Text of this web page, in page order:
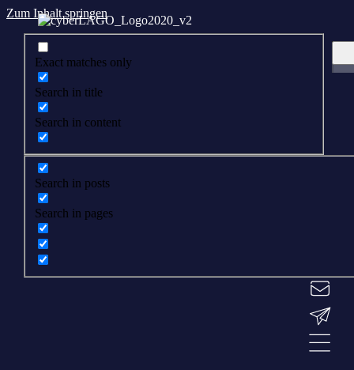
Zum Inhalt springen
Exact matches only
Search in title
Search in content
Search in posts
Search in pages